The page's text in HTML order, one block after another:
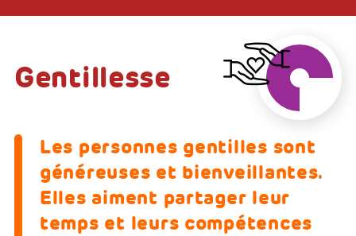
Gentillesse
Les personnes gentilles sont
généreuses et bienveillantes.
Elles aiment partager leur
temps et leurs compétences